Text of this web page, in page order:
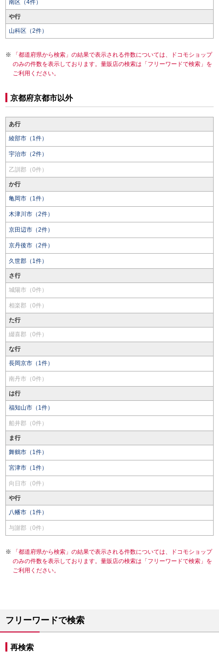
南区（4件）
や行
山科区（2件）
「都道府県から検索」の結果で表示される件数については、ドコモショップ
のみの件数を表示しております。量販店の検索は「フリーワードで検索」を
ご利用ください。
京都府京都市以外
あ行
綾部市（1件）
宇治市（2件）
乙訓郡（0件）
か行
亀岡市（1件）
木津川市（2件）
京田辺市（2件）
京丹後市（2件）
久世郡（1件）
さ行
城陽市（0件）
相楽郡（0件）
た行
綴喜郡（0件）
な行
長岡京市（1件）
南丹市（0件）
は行
福知山市（1件）
船井郡（0件）
ま行
舞鶴市（1件）
宮津市（1件）
向日市（0件）
や行
八幡市（1件）
与謝郡（0件）
「都道府県から検索」の結果で表示される件数については、ドコモショップ
のみの件数を表示しております。量販店の検索は「フリーワードで検索」を
ご利用ください。
フリーワードで検索
再検索